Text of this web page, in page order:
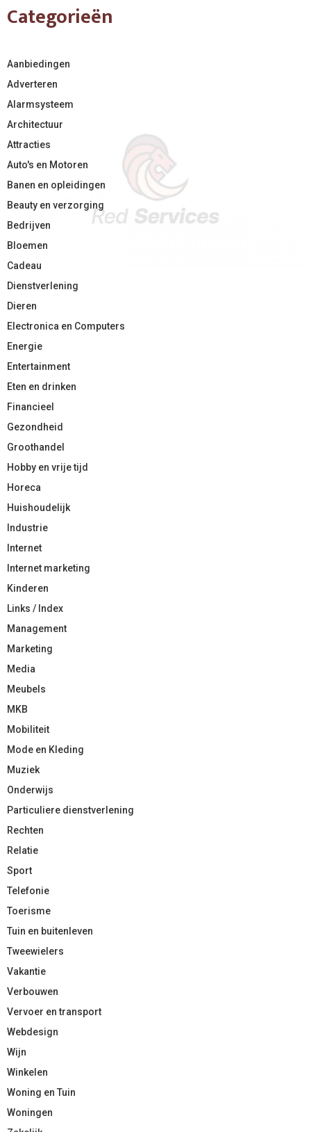
Categorieën
Aanbiedingen
Adverteren
Alarmsysteem
Architectuur
Attracties
Auto's en Motoren
Banen en opleidingen
Beauty en verzorging
Bedrijven
Bloemen
Cadeau
Dienstverlening
Dieren
Electronica en Computers
Energie
Entertainment
Eten en drinken
Financieel
Gezondheid
Groothandel
Hobby en vrije tijd
Horeca
Huishoudelijk
Industrie
Internet
Internet marketing
Kinderen
Links / Index
Management
Marketing
Media
Meubels
MKB
Mobiliteit
Mode en Kleding
Muziek
Onderwijs
Particuliere dienstverlening
Rechten
Relatie
Sport
Telefonie
Toerisme
Tuin en buitenleven
Tweewielers
Vakantie
Verbouwen
Vervoer en transport
Webdesign
Wijn
Winkelen
Woning en Tuin
Woningen